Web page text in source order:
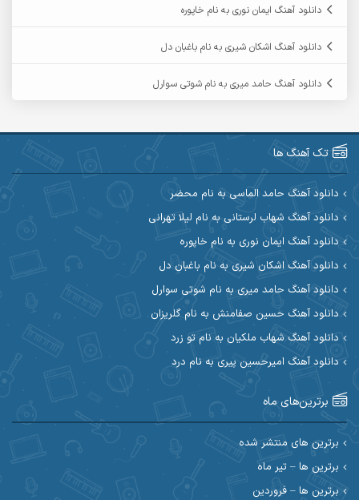
آرین صیادی
آرین مریدی
آوات بوکانی آوات یگانه
آیت احمدنژاد
ابراهیم شمس ابوالحسن جاویدان
ابی حسینی
احسان آیینفر
احسان امیدوار
احسان حیدری احسان دریادل
احسان رمضانی احسان علیانی
دانلود آهنگ ایمان نوری به نام خاپوره
دانلود آهنگ اشکان شیری به نام باغبان دل
دانلود آهنگ حامد میری به نام شوتی سوارل
تک آهنگ ها
دانلود آهنگ حامد الماسی به نام محضر
دانلود آهنگ شهاب لرستانی به نام لیلا تهرانی
دانلود آهنگ ایمان نوری به نام خاپوره
دانلود آهنگ اشکان شیری به نام باغبان دل
دانلود آهنگ حامد میری به نام شوتی سوارل
دانلود آهنگ حسین صفامنش به نام گلریزان
دانلود آهنگ شهاب ملکیان به نام تو زرد
دانلود آهنگ امیرحسین پیری به نام درد
برترین‌های ماه
برترین های منتشر شده
برترین ها – تیر ماه
برترین ها – فروردین